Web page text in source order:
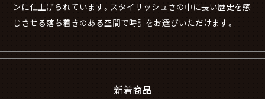
ンに仕上げられています。スタイリッシュさの中に長い歴史を感
じさせる落ち着きのある空間で時計をお選びいただけます。
新着商品